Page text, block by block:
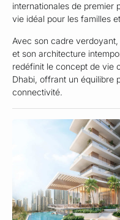
internationales de premier
vie idéal pour les familles
Avec son cadre
et son architecture
redéfinit le concept de vie
Dhabi, offrant un équilibre
connectivité.